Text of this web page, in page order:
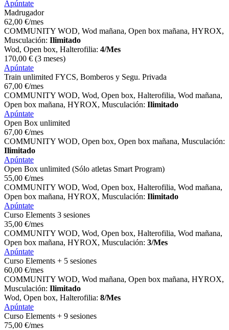
Apúntate
Madrugador
62,00 €/mes
COMMUNITY WOD, Wod mañana, Open box mañana, HYROX,
Musculación: Ilimitado
Wod, Open box, Halterofilia: 4/Mes
170,00 € (3 meses)
Apúntate
Train unlimited FYCS, Bomberos y Segu. Privada
67,00 €/mes
COMMUNITY WOD, Wod, Open box, Halterofilia, Wod mañana,
Open box mañana, HYROX, Musculación: Ilimitado
Apúntate
Open Box unlimited
67,00 €/mes
COMMUNITY WOD, Open box, Open box mañana, Musculación:
Ilimitado
Apúntate
Open Box unlimited (Sólo atletas Smart Program)
55,00 €/mes
COMMUNITY WOD, Wod, Open box, Halterofilia, Wod mañana,
Open box mañana, HYROX, Musculación: Ilimitado
Apúntate
Curso Elements 3 sesiones
35,00 €/mes
COMMUNITY WOD, Wod, Open box, Halterofilia, Wod mañana,
Open box mañana, HYROX, Musculación: 3/Mes
Apúntate
Curso Elements + 5 sesiones
60,00 €/mes
COMMUNITY WOD, Wod mañana, Open box mañana, HYROX,
Musculación: Ilimitado
Wod, Open box, Halterofilia: 8/Mes
Apúntate
Curso Elements + 9 sesiones
75,00 €/mes